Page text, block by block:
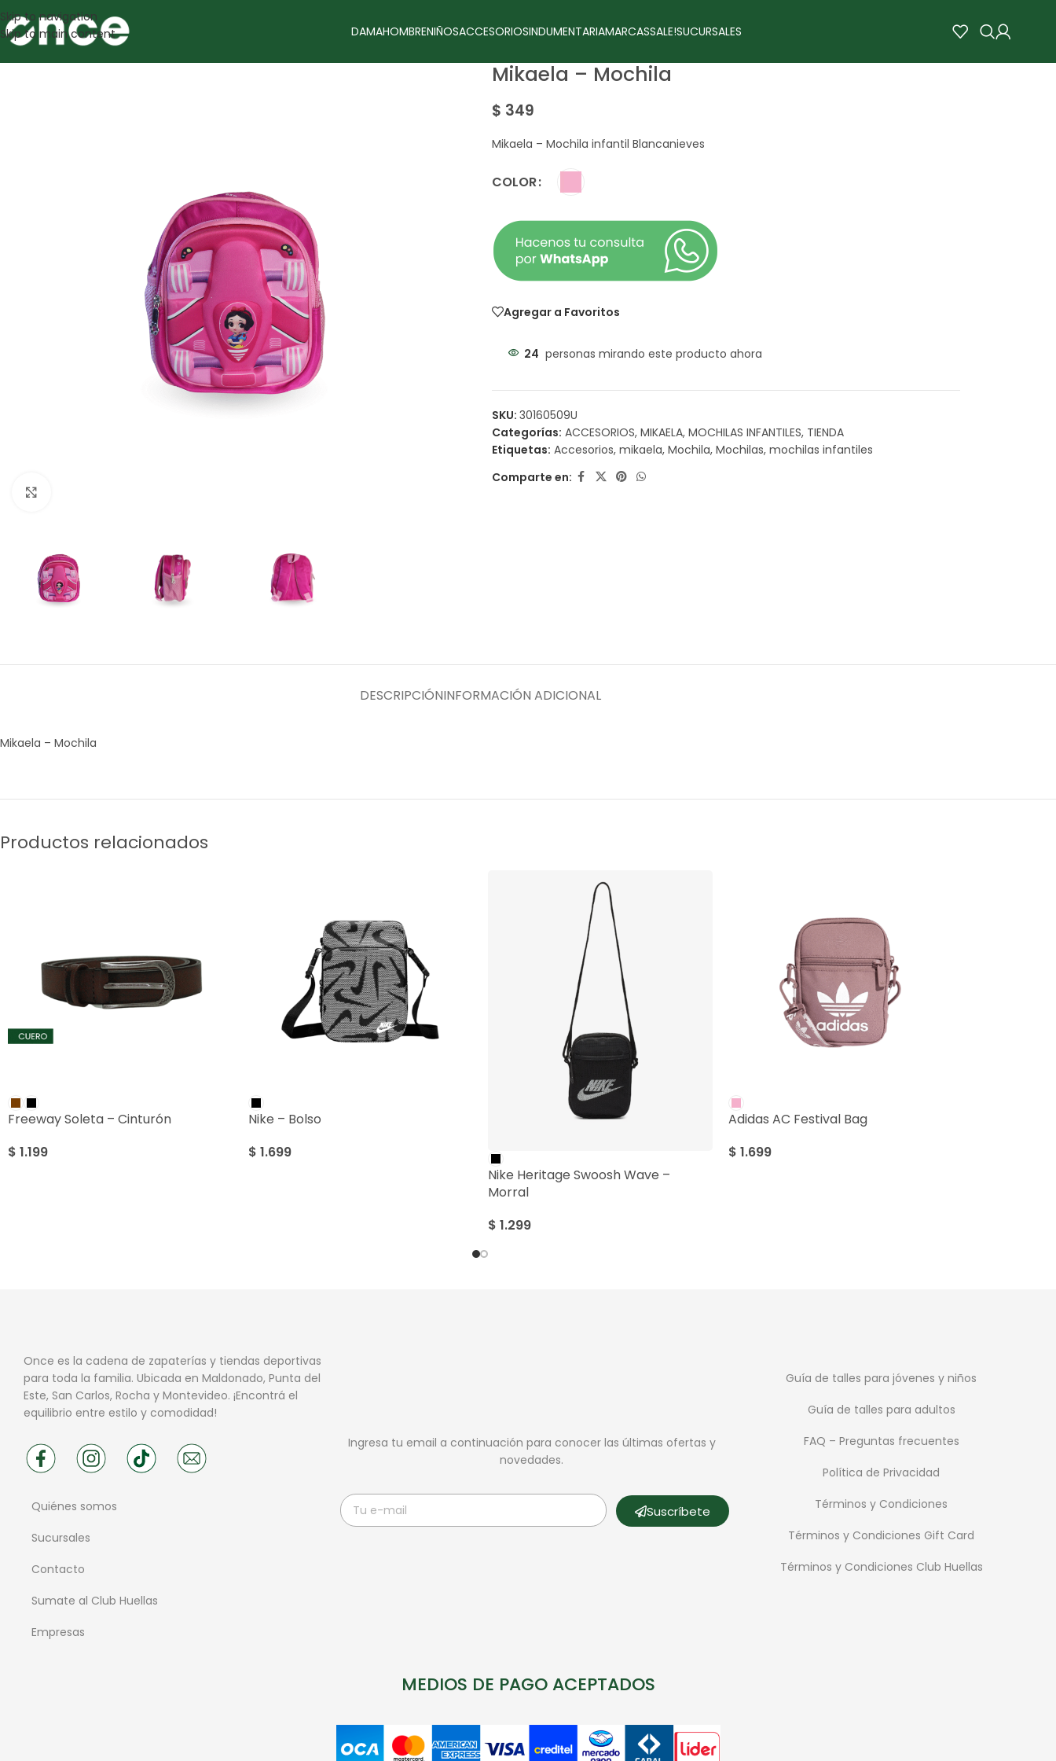
Skip to navigation
Skip to main content
DAMAHOMBRENIÑOSACCESORIOSINDUMENTARIAMARCASSALE!SUCURSALES
Mikaela – Mochila
$ 349
Mikaela – Mochila infantil Blancanieves
COLOR
Agregar a Favoritos
24 personas mirando este producto ahora
SKU: 30160509U
Categorías: ACCESORIOS, MIKAELA, MOCHILAS INFANTILES, TIENDA
Etiquetas: Accesorios, mikaela, Mochila, Mochilas, mochilas infantiles
Comparte en:
DESCRIPCIÓNINFORMACIÓN ADICIONAL
Mikaela – Mochila
Productos relacionados
Freeway Soleta – Cinturón
$ 1.199
Nike – Bolso
$ 1.699
Nike Heritage Swoosh Wave –
Morral
$ 1.299
Adidas AC Festival Bag
$ 1.699
Once es la cadena de zapaterías y tiendas deportivas
para toda la familia. Ubicada en Maldonado, Punta del
Este, San Carlos, Rocha y Montevideo. ¡Encontrá el
equilibrio entre estilo y comodidad!
Quiénes somos
Sucursales
Contacto
Sumate al Club Huellas
Empresas
Ingresa tu email a continuación para conocer las últimas ofertas y
novedades.
Suscríbete
Guía de talles para jóvenes y niños
Guía de talles para adultos
FAQ – Preguntas frecuentes
Política de Privacidad
Términos y Condiciones
Términos y Condiciones Gift Card
Términos y Condiciones Club Huellas
MEDIOS DE PAGO ACEPTADOS